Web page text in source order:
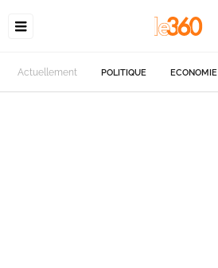
Actuellement POLITIQUE ECONOMIE